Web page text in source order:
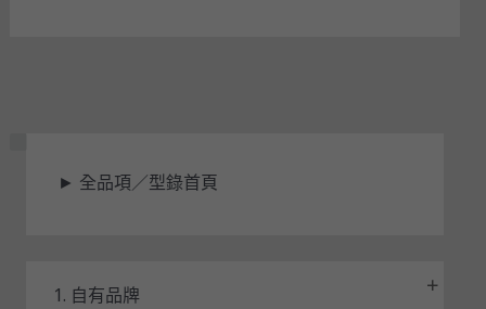
► 全品項／型錄首頁
1. 自有品牌